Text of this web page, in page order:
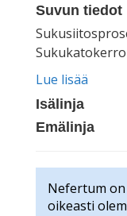
Suvun tiedot
Lue lisää
Isälinja
Emälinja
Nefertum on
oikeasti